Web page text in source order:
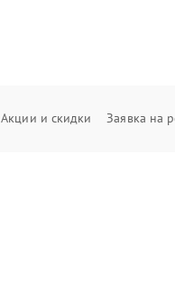
Акции и скидки Заявка на